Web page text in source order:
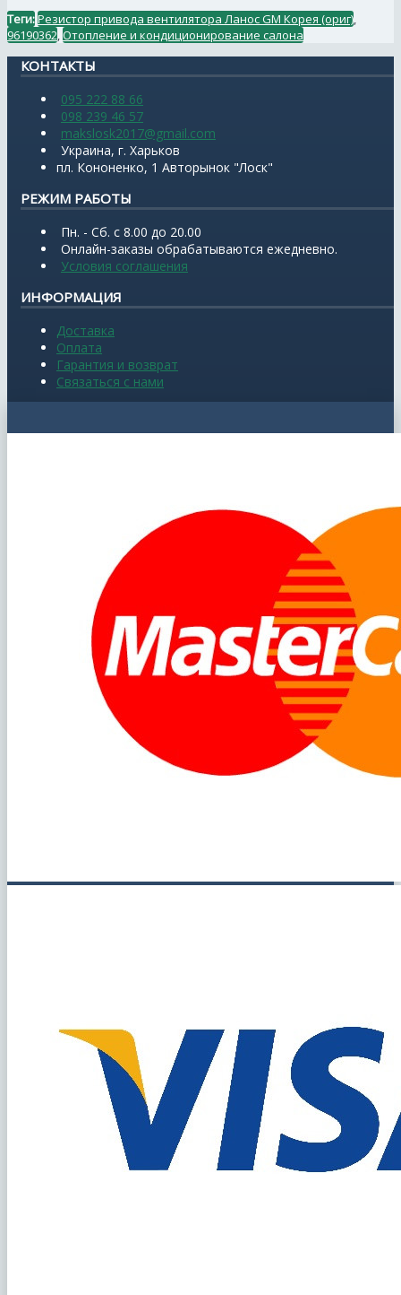
Теги:Резистор привода вентилятора Ланос GM Корея (ориг)
96190362 Отопление и кондиционирование салона
КОНТАКТЫ
095 222 88 66
098 239 46 57
makslosk2017@gmail.com
Украина, г. Харьков
пл. Кононенко, 1 Авторынок "Лоск"
РЕЖИМ РАБОТЫ
Пн. - Сб. с 8.00 до 20.00
Онлайн-заказы обрабатываются ежедневно.
Условия соглашения
ИНФОРМАЦИЯ
Доставка
Оплата
Гарантия и возврат
Связаться с нами